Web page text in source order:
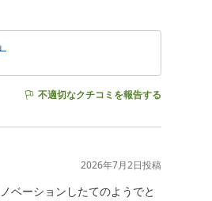
不適切なクチコミを報告する
2026年7月2日投稿
ベーションしたてのようでと